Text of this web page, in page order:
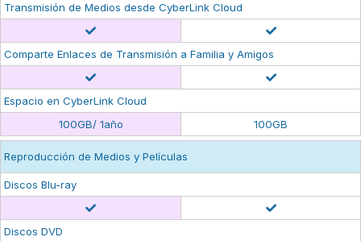
Transmisión de Medios desde CyberLink Cloud
Comparte Enlaces de Transmisión a Familia y Amigos
Espacio en CyberLink Cloud
100GB/ 1año
100GB
Reproducción de Medios y Películas
Discos Blu-ray
Discos DVD